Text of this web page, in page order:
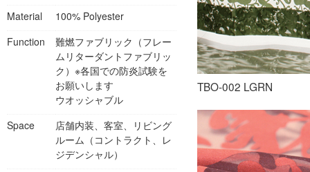
Material
100% Polyester
Function
難燃ファブリック（フレー
ムリターダントファブリッ
ク）※各国での防炎試験を
お願いします
ウオッシャブル
Space
店舗内装、客室、リビング
ルーム（コントラクト、レ
ジデンシャル）
TBO-002 LGRN